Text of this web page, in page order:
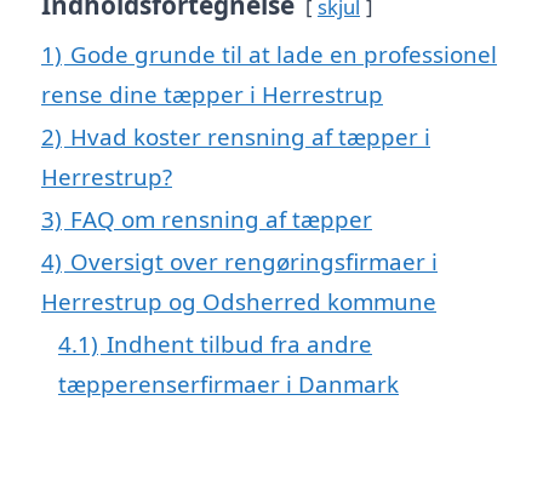
skjul
1) Gode grunde til at lade en professionel
rense dine tæpper i Herrestrup
2) Hvad koster rensning af tæpper i
Herrestrup?
3) FAQ om rensning af tæpper
4) Oversigt over rengøringsfirmaer i
Herrestrup og Odsherred kommune
4.1) Indhent tilbud fra andre
tæpperenserfirmaer i Danmark